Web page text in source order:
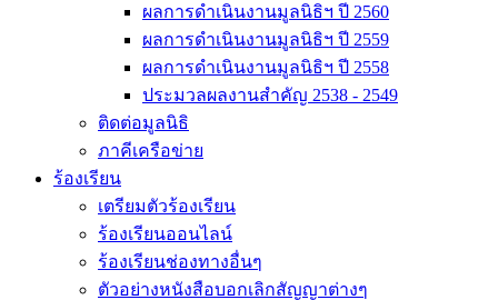
ผลการดำเนินงานมูลนิธิฯ ปี 2560
ผลการดำเนินงานมูลนิธิฯ ปี 2559
ผลการดำเนินงานมูลนิธิฯ ปี 2558
ประมวลผลงานสำคัญ 2538 - 2549
ติดต่อมูลนิธิ
ภาคีเครือข่าย
ร้องเรียน
เตรียมตัวร้องเรียน
ร้องเรียนออนไลน์
ร้องเรียนช่องทางอื่นๆ
ตัวอย่างหนังสือบอกเลิกสัญญาต่างๆ